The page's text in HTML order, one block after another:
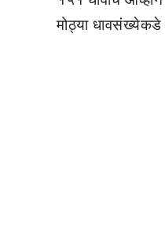
मोठ्या धावसंख्येकडे